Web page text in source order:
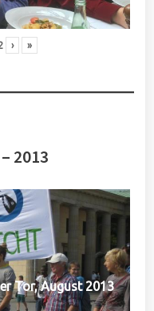
› »
2013
Tor, August 2013